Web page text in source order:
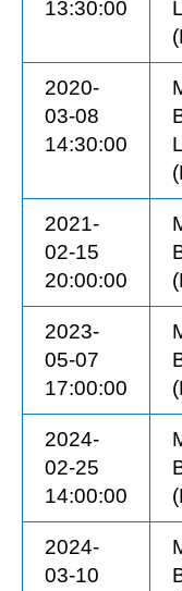
13:30:00
2020-
03-08
14:30:00
2021-
02-15
20:00:00
2023-
05-07
17:00:00
2024-
02-25
14:00:00
2024-
03-10